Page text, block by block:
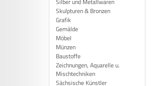
Skulpturen & Bronzen
Grafik
Gemälde
Möbel
Münzen
Baustoffe
Zeichnungen, Aquarelle u.
Mischtechniken
Sächsische Künstler